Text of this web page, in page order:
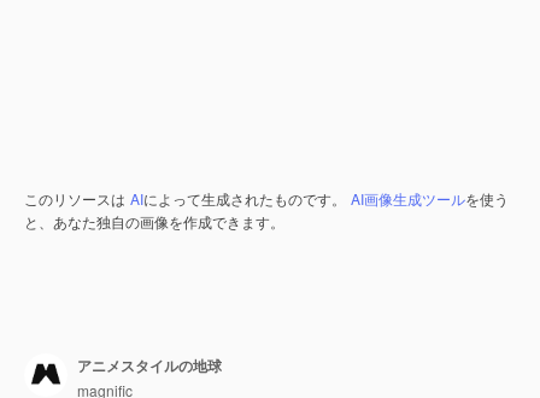
このリソースは AIによって生成されたものです。 AI画像生成ツールを使う
と、あなた独自の画像を作成できます。
アニメスタイルの地球
magnific